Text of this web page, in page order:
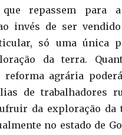
que repassem para
invés de ser
só uma única
da terra.
reforma agrária
de trabalhadores
da exploração da
no estado de